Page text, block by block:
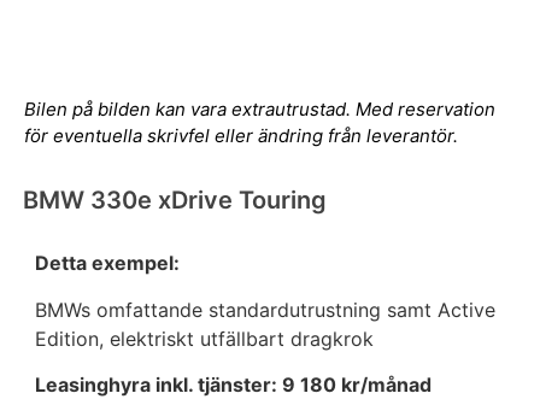
Bilen på bilden kan vara extrautrustad. Med reservation
för eventuella skrivfel eller ändring från leverantör.
BMW 330e xDrive Touring
Detta exempel:
BMWs omfattande standardutrustning samt Active
Edition, elektriskt utfällbart dragkrok
Leasinghyra inkl. tjänster: 9 180 kr/månad